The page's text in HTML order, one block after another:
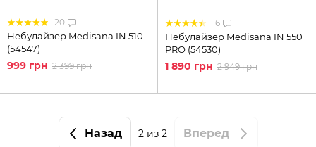
20
Небулайзер Medisana IN 510
(54547)
999 грн 2 399 грн
16
Небулайзер Medisana IN 550
PRO (54530)
1 890 грн 2 949 грн
Назад 2из 2 Вперед